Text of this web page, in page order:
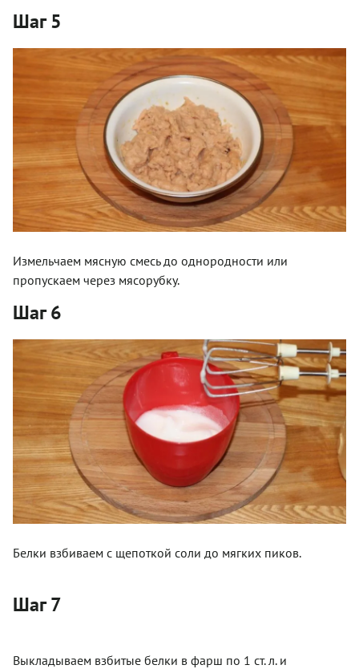
Шаг 5
Измельчаем мясную смесь до однородности или
пропускаем через мясорубку.
Шаг 6
Белки взбиваем с щепоткой соли до мягких пиков.
Шаг 7
Выкладываем взбитые белки в фарш по 1 ст. л. и